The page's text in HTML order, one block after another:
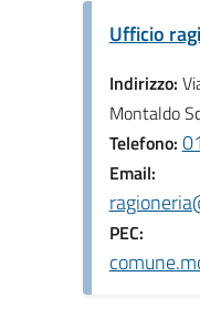
Ufficio
Indirizzo:
Montaldo
Telefono:
Email:
PEC: